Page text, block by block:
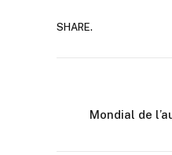
SHARE.
Mondial de